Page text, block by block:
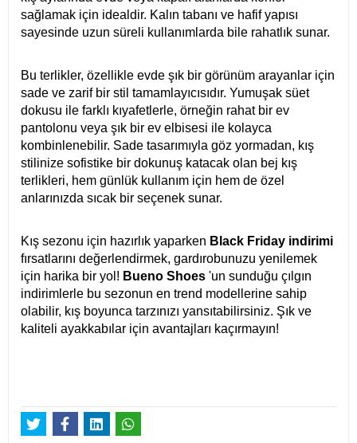
sağlamak için idealdir. Kalın tabanı ve hafif yapısı
sayesinde uzun süreli kullanımlarda bile rahatlık sunar.
Bu terlikler, özellikle evde şık bir görünüm arayanlar için
sade ve zarif bir stil tamamlayıcısıdır. Yumuşak süet
dokusu ile farklı kıyafetlerle, örneğin rahat bir ev
pantolonu veya şık bir ev elbisesi ile kolayca
kombinlenebilir. Sade tasarımıyla göz yormadan, kış
stilinize sofistike bir dokunuş katacak olan bej kış
terlikleri, hem günlük kullanım için hem de özel
anlarınızda sıcak bir seçenek sunar.
Kış sezonu için hazırlık yaparken Black Friday indirimi
fırsatlarını değerlendirmek, gardırobunuzu yenilemek
için harika bir yol! Bueno Shoes 'un sunduğu çılgın
indirimlerle bu sezonun en trend modellerine sahip
olabilir, kış boyunca tarzınızı yansıtabilirsiniz. Şık ve
kaliteli ayakkabılar için avantajları kaçırmayın!